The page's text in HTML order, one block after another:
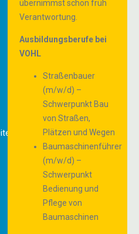
übernimmst schon früh
Verantwortung.
Ausbildungsberufe bei
VOHL
Straßenbauer
(m/w/d) –
Schwerpunkt Bau
von Straßen,
Plätzen und Wegen
Baumaschinenführer
(m/w/d) –
Schwerpunkt
Bedienung und
Pflege von
Baumaschinen